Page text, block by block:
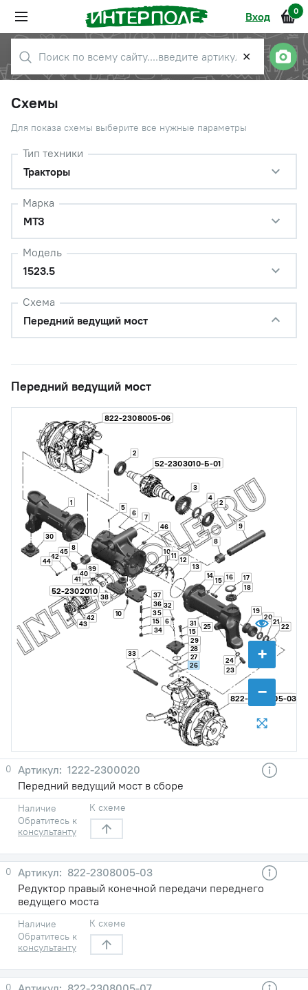
Вход 0
✕
Схемы
Для показа схемы выберите все нужные параметры
Тип техники
Тракторы
Марка
МТЗ
Модель
1523.5
Схема
Передний ведущий мост
Передний ведущий мост
+
−
822-2308005-03
822-2308005-06
52-2303010-Б-01
52-2302010
1
2
2
3
4
5
6
6
7
8
8
9
10
10
11 12
13
14
15
15
15
16
17
18
19
2021
22
23
24
25
26
27
28
29
30
31
32
33
34
35
36
37
38
39
40
41
42
42
43
44
45
46
0
1222-2300020
Передний ведущий мост в cборе
Наличие
Обратитесь к
консультанту
К схеме
0
822-2308005-03
Редуктор правый конечной передачи переднего
ведущего моста
Наличие
Обратитесь к
консультанту
К схеме
0